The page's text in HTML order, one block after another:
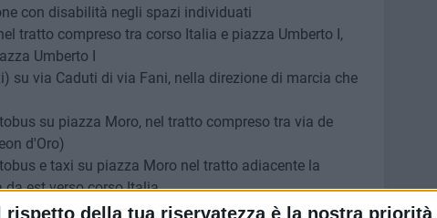
rispetto della tua riservatezza è la nostra priorità
con disabilità negli spazi individuati
tratto compreso tra corso Italia e piazza Umberto I,
Umberto I
su via Caduti di via Fani, nella direzione di marcia che
su piazza Moro, nel tratto compreso tra via de
d'Oro)
e taxi su piazza Moro nel tratto adiacente la
est verso corso Italia
su piazza Moro, nel tratto compreso tra via